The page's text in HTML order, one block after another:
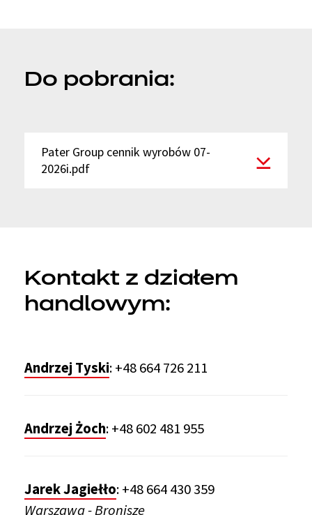
Do pobrania:
Pater Group cennik wyrobów 07-
2026i.pdf
Kontakt z działem
handlowym:
Andrzej Tyski:+48 664 726 211
Andrzej Żoch:+48 602 481 955
Jarek Jagiełło:+48 664 430 359
Warszawa - Bronisze